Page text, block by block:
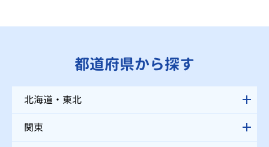
都道府県から探す
北海道・東北
関東